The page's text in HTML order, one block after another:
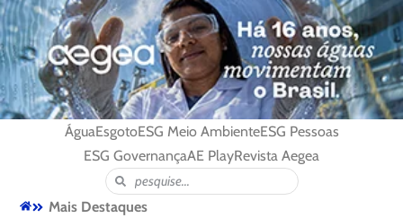
ÁguaEsgotoESG Meio AmbienteESG Pessoas
ESG GovernançaAE PlayRevista Aegea
Mais Destaques